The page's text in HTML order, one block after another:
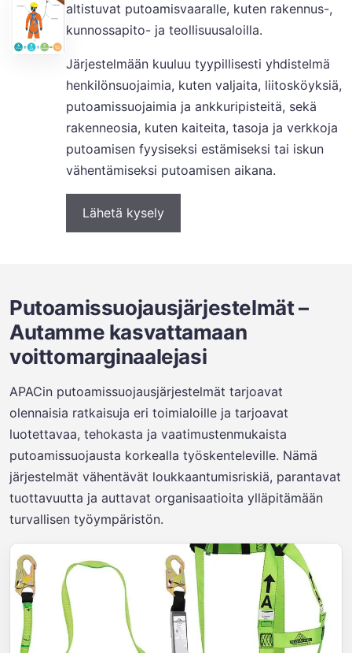
altistuvat putoamisvaaralle, kuten rakennus-,
kunnossapito- ja teollisuusaloilla.
Järjestelmään kuuluu tyypillisesti yhdistelmä
henkilönsuojaimia, kuten valjaita, liitosköyksiä,
putoamissuojaimia ja ankkuripisteitä, sekä
rakenneosia, kuten kaiteita, tasoja ja verkkoja
putoamisen fyysiseksi estämiseksi tai iskun
vähentämiseksi putoamisen aikana.
Lähetä kysely
Putoamissuojausjärjestelmät –
Autamme kasvattamaan
voittomarginaalejasi
APACin putoamissuojausjärjestelmät tarjoavat
olennaisia ratkaisuja eri toimialoille ja tarjoavat
luotettavaa, tehokasta ja vaatimustenmukaista
putoamissuojausta korkealla työskenteleville. Nämä
järjestelmät vähentävät loukkaantumisriskiä, parantavat
tuottavuutta ja auttavat organisaatioita ylläpitämään
turvallisen työympäristön.